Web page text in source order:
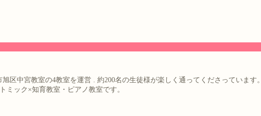
区中宮教室の4教室を運営 . 約200名の生徒様が楽しく通ってくださっています。
ミック×知育教室・ピアノ教室です。